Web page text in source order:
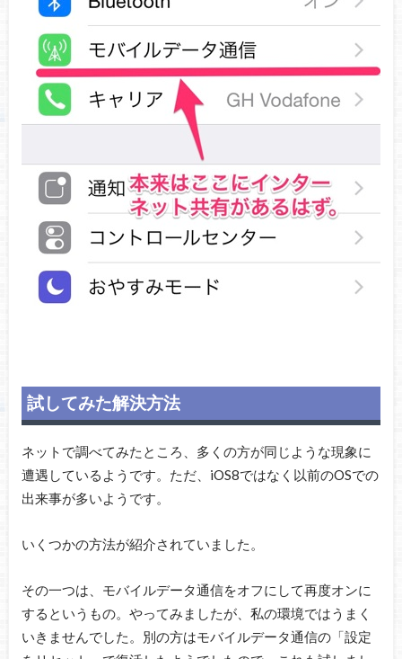
試してみた解決方法
ネットで調べてみたところ、多くの方が同じような現象に
遭遇しているようです。ただ、iOS8ではなく以前のOSでの
出来事が多いようです。
いくつかの方法が紹介されていました。
その一つは、モバイルデータ通信をオフにして再度オンに
するというもの。やってみましたが、私の環境ではうまく
いきませんでした。別の方はモバイルデータ通信の「設定